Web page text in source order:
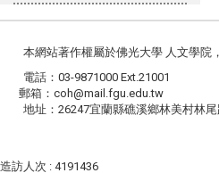
本網站著作權屬於佛光大學 人文學院
電話：03-9871000 Ext.21001
郵箱：coh@mail.fgu.edu.tw
地址：26247宜蘭縣礁溪鄉林美村林尾
造訪人次 : 4191436